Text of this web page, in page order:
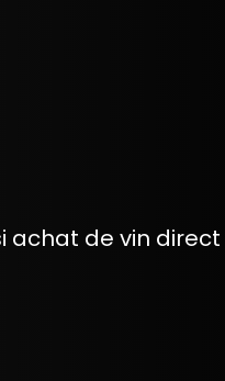
achat de vin direct